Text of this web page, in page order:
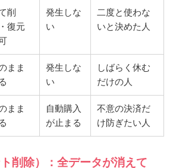
削
復元
発生しな
い
二度と使わな
いと決めた人
まま
発生しな
い
しばらく休む
だけの人
まま
自動購入
が止まる
不意の決済だ
け防ぎたい人
削除）：全データが消えて